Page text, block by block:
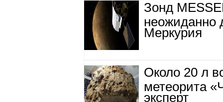
Зонд
неожиданно
Меркурия
Около 20 л
метеорита
эксперт